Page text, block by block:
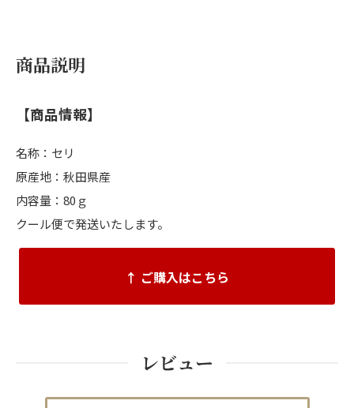
商品説明
【商品情報】
名称：セリ
原産地：秋田県産
内容量：80ｇ
クール便で発送いたします。
↑ ご購入はこちら
レビュー